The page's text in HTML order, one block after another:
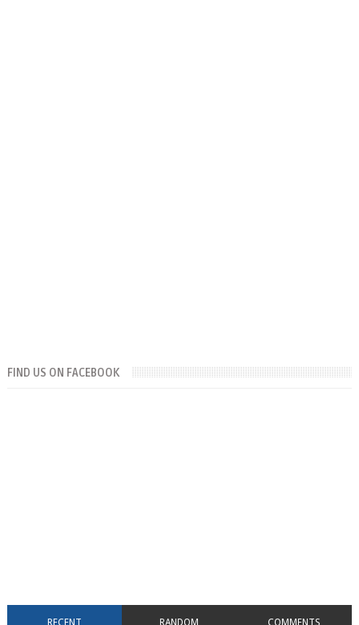
FIND US ON FACEBOOK
RECENT RANDOM COMMENTS